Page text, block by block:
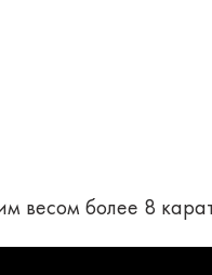
весом более 8